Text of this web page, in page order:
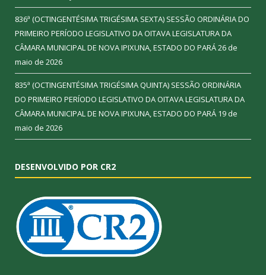
836ª (OCTINGENTÉSIMA TRIGÉSIMA SEXTA) SESSÃO ORDINÁRIA DO
PRIMEIRO PERÍODO LEGISLATIVO DA OITAVA LEGISLATURA DA
CÂMARA MUNICIPAL DE NOVA IPIXUNA, ESTADO DO PARÁ26 de
maio de 2026
835ª (OCTINGENTÉSIMA TRIGÉSIMA QUINTA) SESSÃO ORDINÁRIA
DO PRIMEIRO PERÍODO LEGISLATIVO DA OITAVA LEGISLATURA DA
CÂMARA MUNICIPAL DE NOVA IPIXUNA, ESTADO DO PARÁ 19 de
maio de 2026
DESENVOLVIDO POR CR2